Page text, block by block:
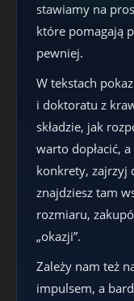
stawiamy na
które pomagają
pewniej.
W tekstach
i doktoratu z
składzie, jak
warto dopłacić,
konkrety, zajrzyj
znajdziesz tam
rozmiaru,
„okazji”.
Zależy nam też
impulsem, a